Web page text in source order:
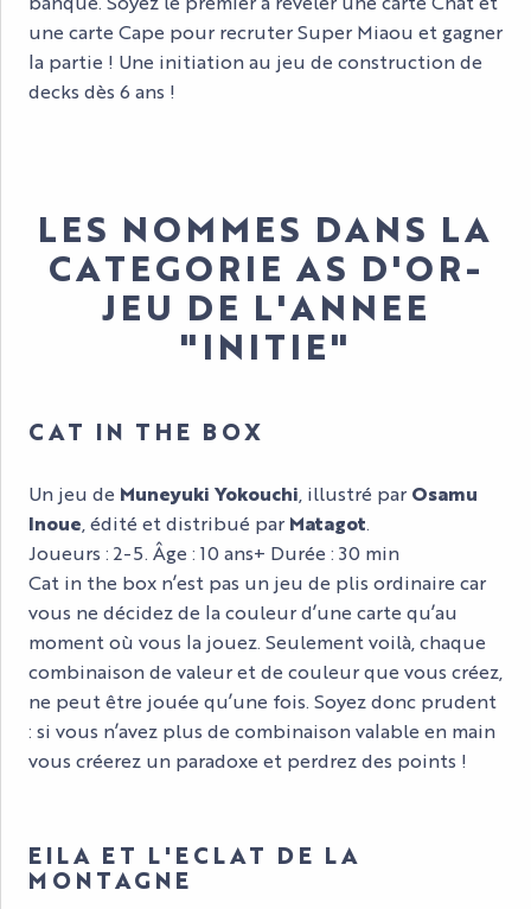
une carte Cape pour recruter Super Miaou et gagner
la partie ! Une initiation au jeu de construction de
decks dès 6 ans !
LES NOMMES DANS LA
CATEGORIE AS D'OR-
JEU DE L'ANNEE
"INITIE"
CAT IN THE BOX
Un jeu de Muneyuki Yokouchi , illustré par Osamu
Inoue , édité et distribué par Matagot.
Joueurs : 2-5. Âge : 10 ans+ Durée : 30 min
Cat in the box n’est pas un jeu de plis ordinaire car
vous ne décidez de la couleur d’une carte qu’au
moment où vous la jouez. Seulement voilà, chaque
combinaison de valeur et de couleur que vous créez,
ne peut être jouée qu’une fois. Soyez donc prudent
: si vous n’avez plus de combinaison valable en main
vous créerez un paradoxe et perdrez des points !
EILA ET L'ECLAT DE LA
MONTAGNE